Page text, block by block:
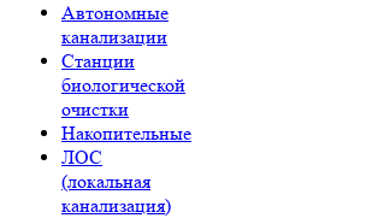
Автономные
канализации
Станции
биологической
очистки
Накопительные
ЛОС
(локальная
канализация)